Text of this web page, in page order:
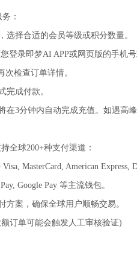
：
选择合适的会员等级或积分数量。
登录即梦AI APP或网页版的手机
次检查订单详情。
完成付款。
在3分钟内自动完成充值。如遇高
全球200+种支付渠道：
MasterCard, American Express,
Google Pay 等主流钱包。
方案，确保全球用户顺畅交易。
订单可能会触发人工审核验证)